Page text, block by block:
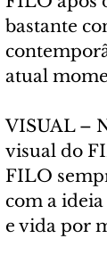
bastante
atual
VISUAL –
visual do
FILO
com a
e vida por